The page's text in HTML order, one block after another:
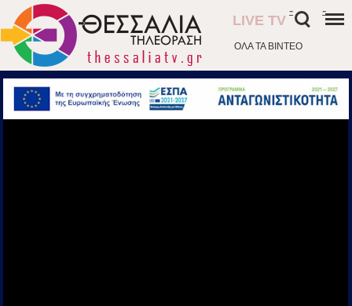
ΟΛΑ ΤΑ ΒΙΝΤΕΟ
LIVE TV
- -